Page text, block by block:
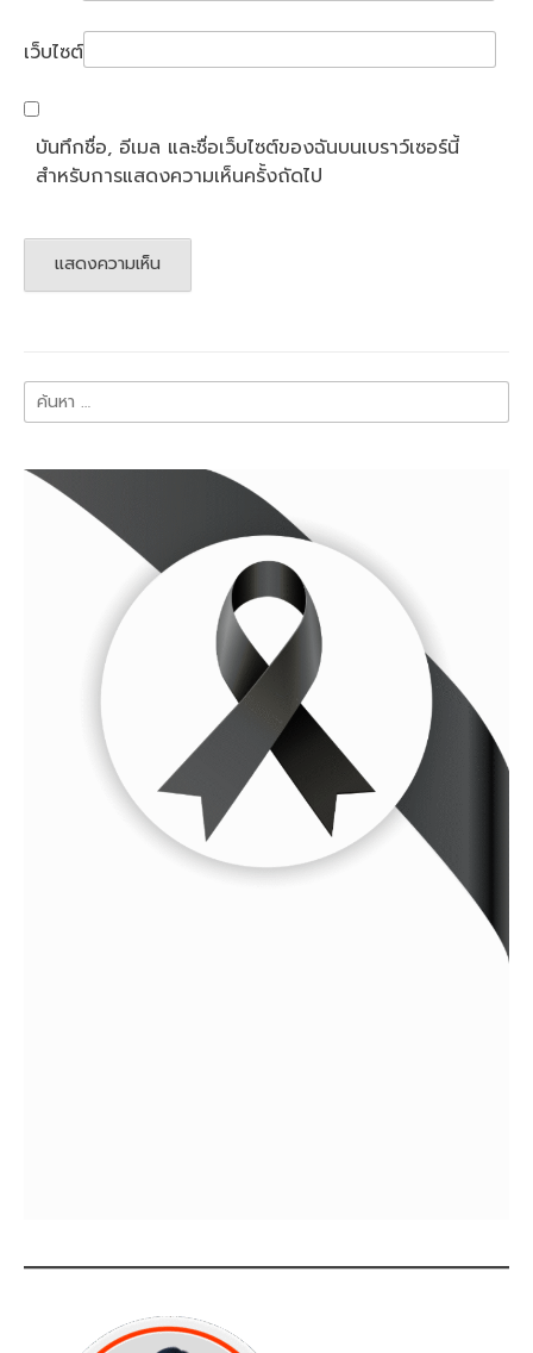
เว็บไซต์
บันทึกชื่อ, อีเมล และชื่อเว็บไซต์ของฉันบนเบราว์เซอร์นี้
สำหรับการแสดงความเห็นครั้งถัดไป
ค้นหา
สำหรับ: